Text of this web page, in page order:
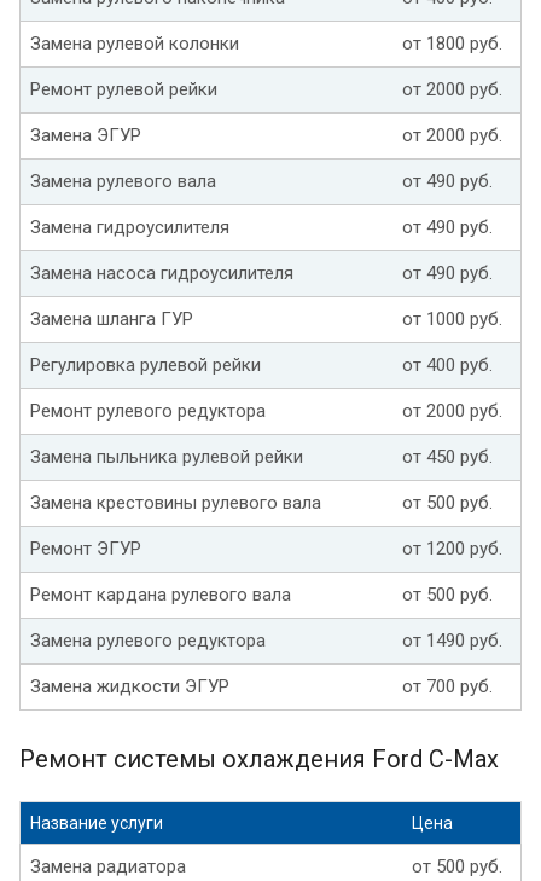
Замена рулевой колонки от 1800 руб.
Ремонт рулевой рейки от 2000 руб.
Замена ЭГУР от 2000 руб.
Замена рулевого вала от 490 руб.
Замена гидроусилителя от 490 руб.
Замена насоса гидроусилителя от 490 руб.
Замена шланга ГУР от 1000 руб.
Регулировка рулевой рейки от 400 руб.
Ремонт рулевого редуктора от 2000 руб.
Замена пыльника рулевой рейки от 450 руб.
Замена крестовины рулевого вала от 500 руб.
Ремонт ЭГУР от 1200 руб.
Ремонт кардана рулевого вала от 500 руб.
Замена рулевого редуктора от 1490 руб.
Замена жидкости ЭГУР от 700 руб.
Ремонт системы охлаждения Ford C-Max
Название услуги Цена
Замена радиатора от 500 руб.